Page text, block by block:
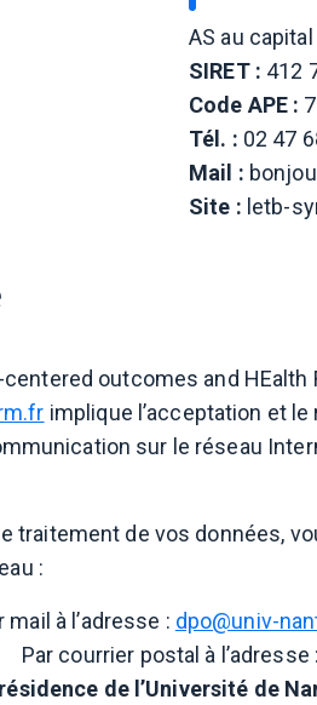
AS au
SIRET : 412
Code APE :
Tél. : 02 47
Mail :
Site : letb-
centered outcomes and
implique l’acceptation et
sur le réseau
traitement de vos données,
:
mail à l’adresse : dpo@univ-
Par courrier postal à l’adresse :
de l’Université de